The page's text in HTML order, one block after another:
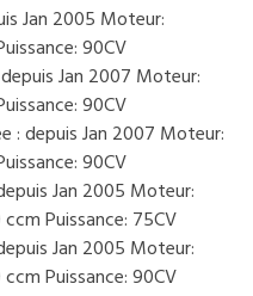
Jan 2005 Moteur:
90CV
Jan 2007 Moteur:
90CV
: depuis Jan 2007 Moteur:
90CV
Jan 2005 Moteur:
Puissance: 75CV
Jan 2005 Moteur:
Puissance: 90CV